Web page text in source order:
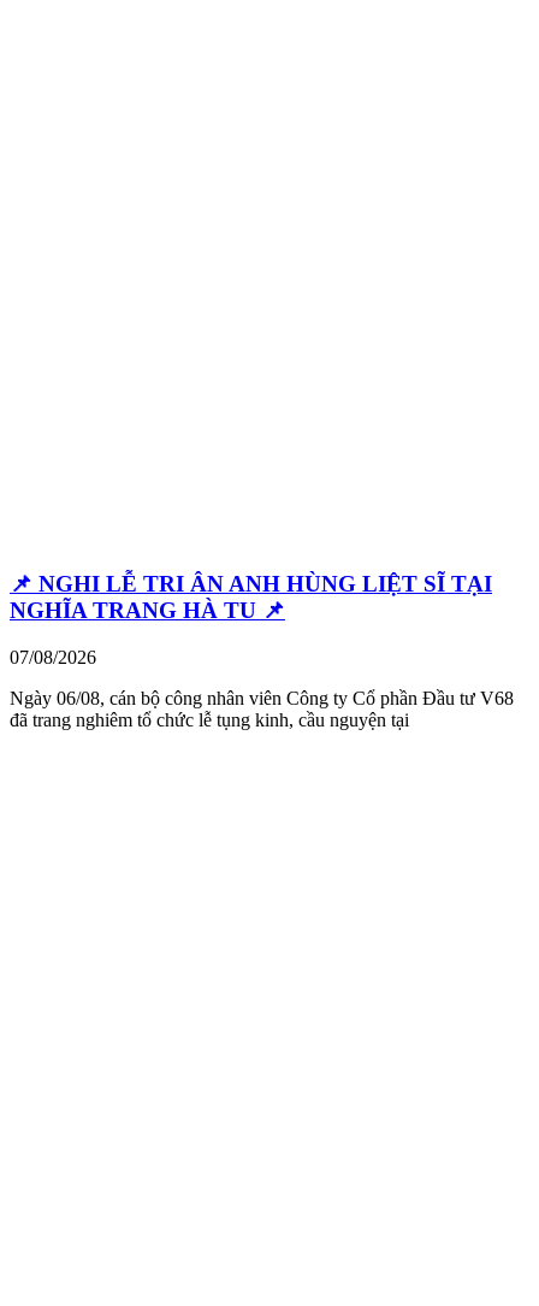
📌 NGHI LỄ TRI ÂN ANH HÙNG LIỆT SĨ TẠI
NGHĨA TRANG HÀ TU 📌
07/08/2026
Ngày 06/08, cán bộ công nhân viên Công ty Cổ phần Đầu tư V68
đã trang nghiêm tổ chức lễ tụng kinh, cầu nguyện tại